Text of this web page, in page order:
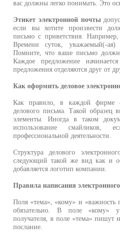
вас должны легко понимать. Это
Этикет электронной почты
если вы хотите произвести
письмо с приветствия.
Времени суток, уважаемый(-
Помните, что ваше письмо
Каждое предложение
предложения отделяются друг от
Как оформить деловое
Как правило, в каждой фирме
делового письма. Такой образец
элементы. Иногда в таком
использование
профессиональной деятельности.
Структура делового
следующий такой же вид как и
добавляется логотип компании.
Правила написания
Поля «тема», «кому» и
обязательно. В поле «кому»
получателя, в поле «тема» пишут
послание.